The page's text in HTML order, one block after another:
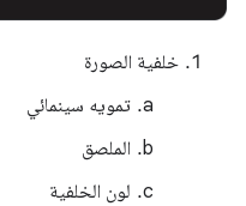
خلفية الصورة
تمويه سينمائي
الملصق
لون الخلفية